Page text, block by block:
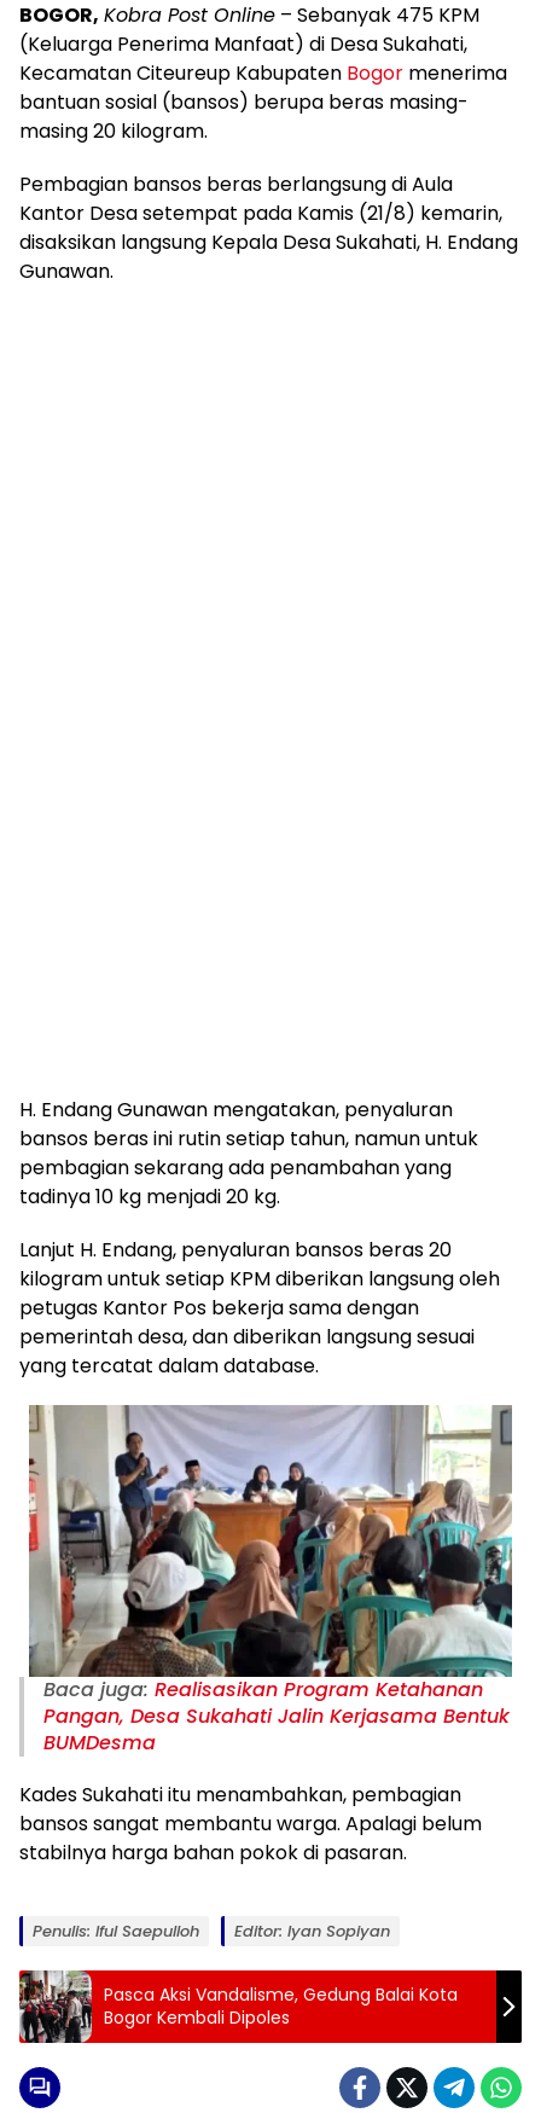
BOGOR, Kobra Post Online – Sebanyak 475 KPM
(Keluarga Penerima Manfaat) di Desa Sukahati,
Kecamatan Citeureup Kabupaten Bogor menerima
bantuan sosial (bansos) berupa beras masing-
masing 20 kilogram.
Pembagian bansos beras berlangsung di Aula
Kantor Desa setempat pada Kamis (21/8) kemarin,
disaksikan langsung Kepala Desa Sukahati, H. Endang
Gunawan.
H. Endang Gunawan mengatakan, penyaluran
bansos beras ini rutin setiap tahun, namun untuk
pembagian sekarang ada penambahan yang
tadinya 10 kg menjadi 20 kg.
Lanjut H. Endang, penyaluran bansos beras 20
kilogram untuk setiap KPM diberikan langsung oleh
petugas Kantor Pos bekerja sama dengan
pemerintah desa, dan diberikan langsung sesuai
yang tercatat dalam database.
Baca juga: Realisasikan Program Ketahanan
Pangan, Desa Sukahati Jalin Kerjasama Bentuk
BUMDesma
Kades Sukahati itu menambahkan, pembagian
bansos sangat membantu warga. Apalagi belum
stabilnya harga bahan pokok di pasaran.
Penulis: Iful Saepulloh Editor: Iyan Sopiyan
Pasca Aksi Vandalisme, Gedung Balai Kota
Bogor Kembali Dipoles